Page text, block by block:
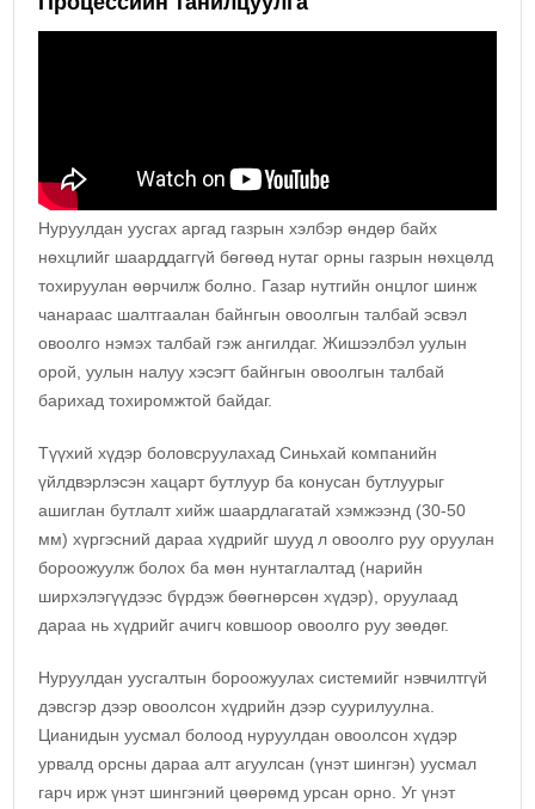
Нуруулдан уусгах аргад газрын хэлбэр өндөр байх
нөхцлийг шаарддаггүй бөгөөд нутаг орны газрын нөхцөлд
тохируулан өөрчилж болно. Газар нутгийн онцлог шинж
чанараас шалтгаалан байнгын овоолгын талбай эсвэл
овоолго нэмэх талбай гэж ангилдаг. Жишээлбэл уулын
орой, уулын налуу хэсэгт байнгын овоолгын талбай
барихад тохиромжтой байдаг.
Түүхий хүдэр боловсруулахад Синьхай компанийн
үйлдвэрлэсэн хацарт бутлуур ба конусан бутлуурыг
ашиглан бутлалт хийж шаардлагатай хэмжээнд (30-50
мм) хүргэсний дараа хүдрийг шууд л овоолго руу оруулан
бороожуулж болох ба мөн нунтаглалтад (нарийн
ширхэлэгүүдээс бүрдэж бөөгнөрсөн хүдэр), оруулаад
дараа нь хүдрийг ачигч ковшоор овоолго руу зөөдөг.
Нуруулдан уусгалтын бороожуулах системийг нэвчилтгүй
дэвсгэр дээр овоолсон хүдрийн дээр суурилуулна.
Цианидын уусмал болоод нуруулдан овоолсон хүдэр
урвалд орсны дараа алт агуулсан (үнэт шингэн) уусмал
гарч ирж үнэт шингэний цөөрөмд урсан орно. Уг үнэт